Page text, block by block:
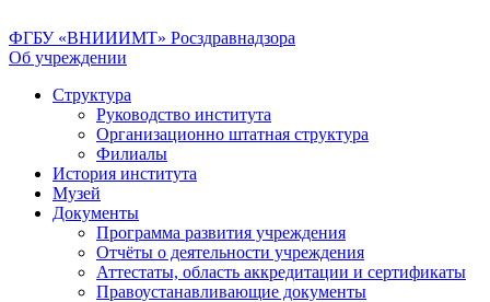
ФГБУ «ВНИИИМТ» Росздравнадзора
Об учреждении
Структура
Руководство института
Организационно штатная структура
Филиалы
История института
Музей
Документы
Программа развития учреждения
Отчёты о деятельности учреждения
Аттестаты, область аккредитации и сертификаты
Правоустанавливающие документы